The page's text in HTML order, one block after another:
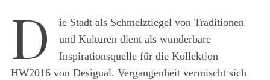
D
ie Stadt als Schmelztiegel von Traditionen
und Kulturen dient als wunderbare
Inspirationsquelle für die Kollektion
HW2016 von Desigual. Vergangenheit vermischt sich